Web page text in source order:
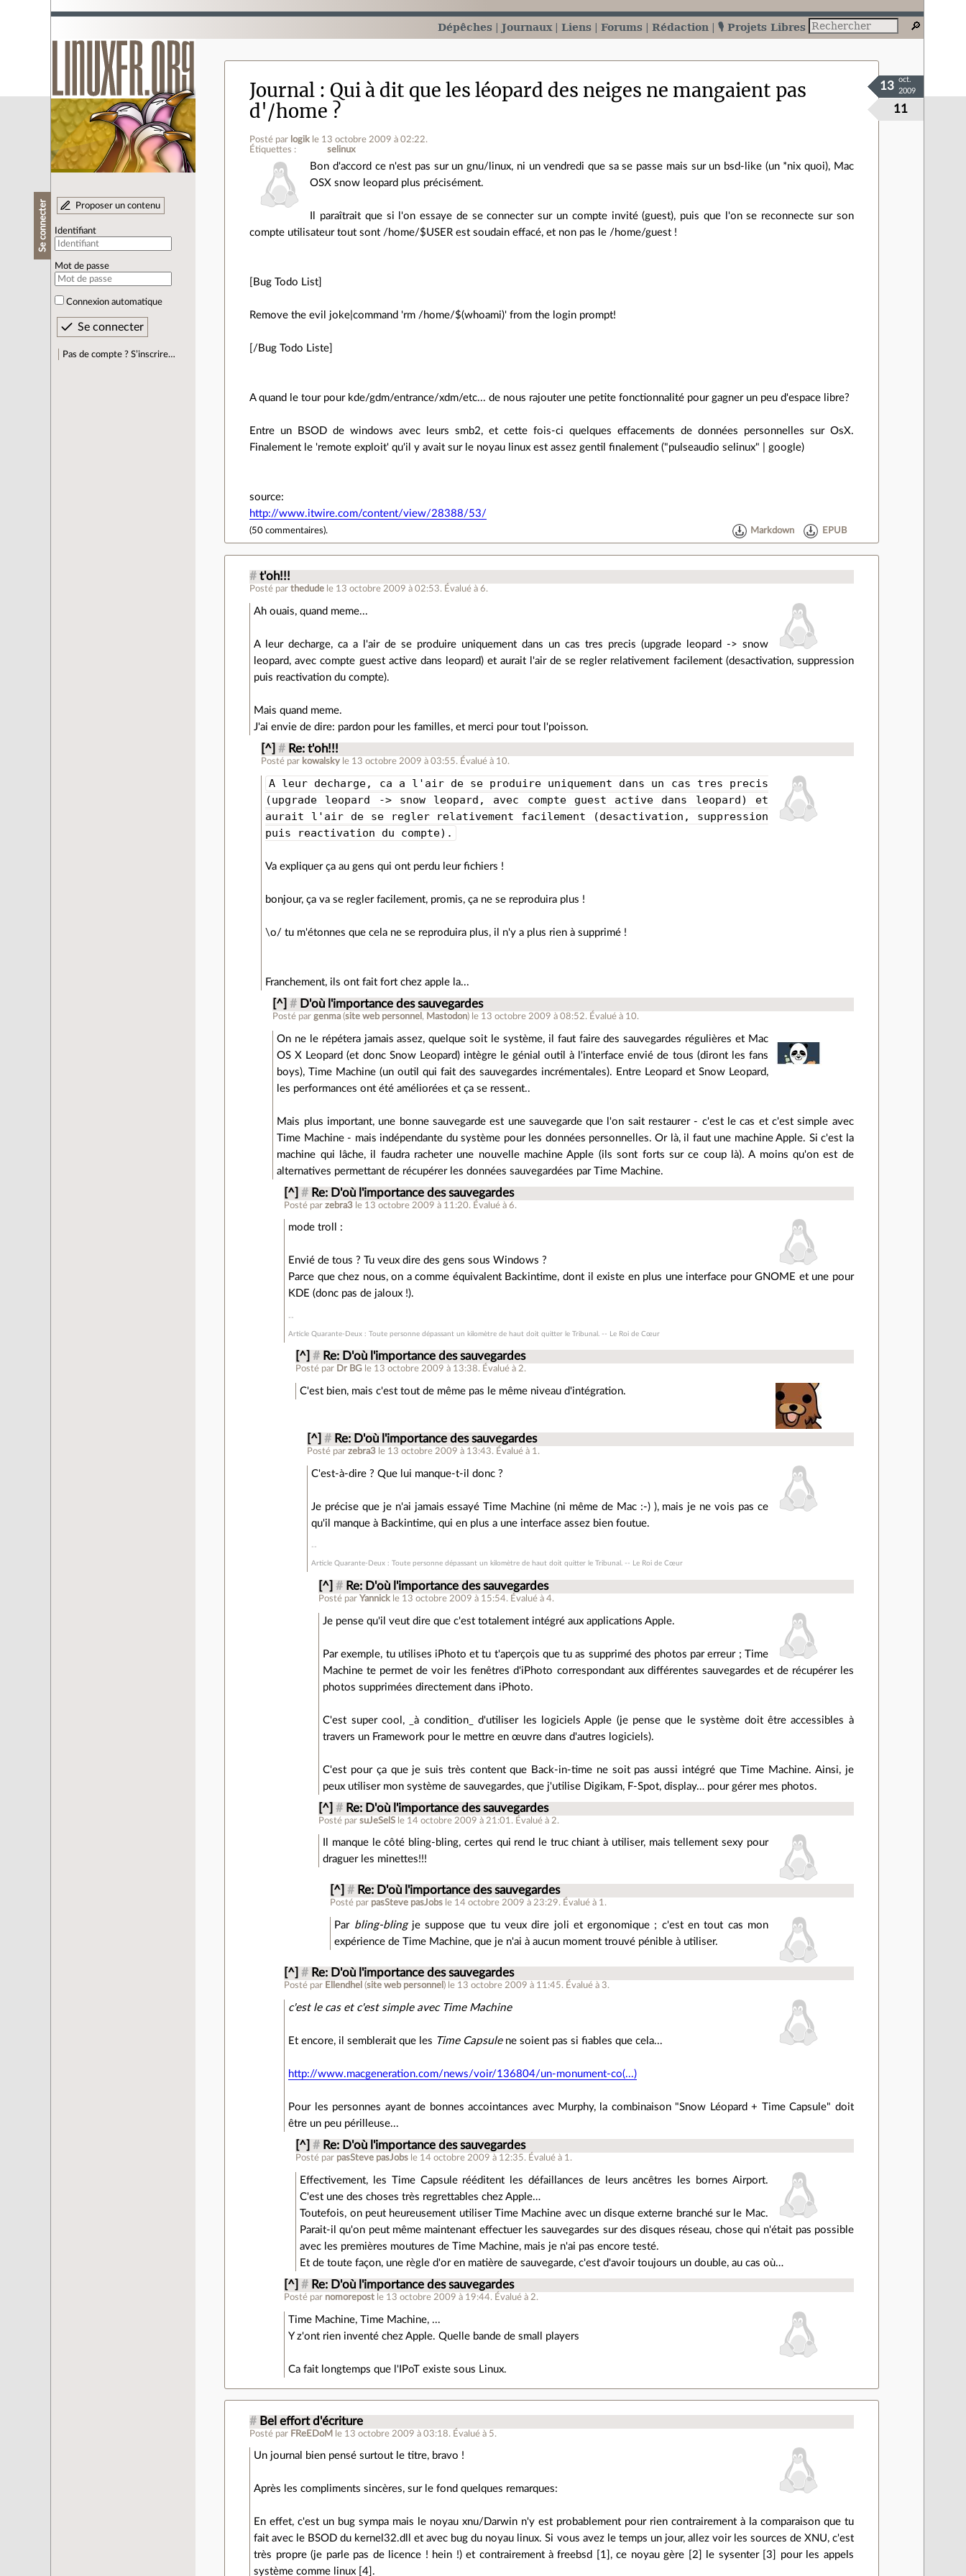
Dépêches Journaux Liens Forums Rédaction 🎙️ Projets Libres
Se connecter Proposer un contenu
Identifiant
Mot de passe
Connexion automatique
Pas de compte ? S’inscrire…
Journal
Qui à dit que les léopard des neiges ne mangaient pas
d'/home ?
Posté par logik le 13 octobre 2009 à 02:22.
Étiquettes :
selinux
11
13
oct.
2009
Bon d'accord ce n'est pas sur un gnu/linux, ni un vendredi que sa se passe mais sur un bsd-like (un *nix quoi), Mac
OSX snow leopard plus précisément.
Il paraîtrait que si l'on essaye de se connecter sur un compte invité (guest), puis que l'on se reconnecte sur son
compte utilisateur tout sont /home/$USER est soudain effacé, et non pas le /home/guest !
[Bug Todo List]
Remove the evil joke|command 'rm /home/$(whoami)' from the login prompt!
[/Bug Todo Liste]
A quand le tour pour kde/gdm/entrance/xdm/etc... de nous rajouter une petite fonctionnalité pour gagner un peu d'espace libre?
Entre un BSOD de windows avec leurs smb2, et cette fois-ci quelques effacements de données personnelles sur OsX.
Finalement le 'remote exploit' qu'il y avait sur le noyau linux est assez gentil finalement ("pulseaudio selinux" | google)
source:
http://www.itwire.com/content/view/28388/53/
(50 commentaires). Markdown EPUB
# t'oh!!!
Posté parthedude le 13 octobre 2009 à 02:53. Évalué à6.
Ah ouais, quand meme...
A leur decharge, ca a l'air de se produire uniquement dans un cas tres precis (upgrade leopard -> snow
leopard, avec compte guest active dans leopard) et aurait l'air de se regler relativement facilement (desactivation, suppression
puis reactivation du compte).
Mais quand meme.
J'ai envie de dire: pardon pour les familles, et merci pour tout l'poisson.
[^] # Re: t'oh!!!
Posté par kowalsky le 13 octobre 2009 à 03:55. Évalué à 10.
A leur decharge, ca a l'air de se produire uniquement dans un cas tres precis
(upgrade leopard -> snow leopard, avec compte guest active dans leopard) et
aurait l'air de se regler relativement facilement (desactivation, suppression
puis reactivation du compte).
Va expliquer ça au gens qui ont perdu leur fichiers !
bonjour, ça va se regler facilement, promis, ça ne se reproduira plus !
\o/ tu m'étonnes que cela ne se reproduira plus, il n'y a plus rien à supprimé !
Franchement, ils ont fait fort chez apple la...
[^] # D'où l'importance des sauvegardes
Posté pargenma (site web personnel , Mastodon) le 13 octobre 2009 à 08:52. Évalué à 10.
On ne le répétera jamais assez, quelque soit le système, il faut faire des sauvegardes régulières et Mac
OS X Leopard (et donc Snow Leopard) intègre le génial outil à l'interface envié de tous (diront les fans
boys), Time Machine (un outil qui fait des sauvegardes incrémentales). Entre Leopard et Snow Leopard,
les performances ont été améliorées et ça se ressent..
Mais plus important, une bonne sauvegarde est une sauvegarde que l'on sait restaurer - c'est le cas et c'est simple avec
Time Machine - mais indépendante du système pour les données personnelles. Or là, il faut une machine Apple. Si c'est la
machine qui lâche, il faudra racheter une nouvelle machine Apple (ils sont forts sur ce coup là). A moins qu'on est de
alternatives permettant de récupérer les données sauvegardées par Time Machine.
[^] # Re: D'où l'importance des sauvegardes
Posté parzebra3 le 13 octobre 2009 à 11:20. Évalué à6.
mode troll :
Envié de tous ? Tu veux dire des gens sous Windows ?
Parce que chez nous, on a comme équivalent Backintime, dont il existe en plus une interface pour GNOME et une pour
KDE (donc pas de jaloux !).
Article Quarante-Deux : Toute personne dépassant un kilomètre de haut doit quitter le Tribunal. -- Le Roi de Cœur
[^] # Re: D'où l'importance des sauvegardes
Posté par Dr BG le 13 octobre 2009 à 13:38. Évalué à 2.
C'est bien, mais c'est tout de même pas le même niveau d'intégration.
[^] # Re: D'où l'importance des sauvegardes
Posté parzebra3 le 13 octobre 2009 à 13:43. Évalué à 1 .
C'est-à-dire ? Que lui manque-t-il donc ?
Je précise que je n'ai jamais essayé Time Machine (ni même de Mac :-) ), mais je ne vois pas ce
qu'il manque à Backintime, qui en plus a une interface assez bien foutue.
Article Quarante-Deux : Toute personne dépassant un kilomètre de haut doit quitter le Tribunal. -- Le Roi de Cœur
[^] # Re: D'où l'importance des sauvegardes
Posté parYannick le 13 octobre 2009 à 15:54. Évalué à4.
Je pense qu'il veut dire que c'est totalement intégré aux applications Apple.
Par exemple, tu utilises iPhoto et tu t'aperçois que tu as supprimé des photos par erreur ; Time
Machine te permet de voir les fenêtres d'iPhoto correspondant aux différentes sauvegardes et de récupérer les
photos supprimées directement dans iPhoto.
C'est super cool, _à condition_ d'utiliser les logiciels Apple (je pense que le système doit être accessibles à
travers un Framework pour le mettre en œuvre dans d'autres logiciels).
C'est pour ça que je suis très content que Back-in-time ne soit pas aussi intégré que Time Machine. Ainsi, je
peux utiliser mon système de sauvegardes, que j'utilise Digikam, F-Spot, display… pour gérer mes photos.
[^] # Re: D'où l'importance des sauvegardes
Posté parsuJeSelS le 14 octobre 2009 à 21:01 . Évalué à 2.
Il manque le côté bling-bling, certes qui rend le truc chiant à utiliser, mais tellement sexy pour
draguer les minettes!!!
[^] # Re: D'où l'importance des sauvegardes
Posté par pasSteve pasJobs le 14 octobre 2009 à 23:29. Évalué à 1.
Par bling-blingje suppose que tu veux dire joli et ergonomique ; c'est en tout cas mon
expérience de Time Machine, que je n'ai à aucun moment trouvé pénible à utiliser.
[^] # Re: D'où l'importance des sauvegardes
Posté par Ellendhel (site web personnel ) le 13 octobre 2009 à 11:45. Évalué à 3.
c'est le cas et c'est simple avec Time Machine
Et encore, il semblerait que les Time Capsulene soient pas si fiables que cela...
http://www.macgeneration.com/news/voir/136804/un-monument-co(...)
Pour les personnes ayant de bonnes accointances avec Murphy, la combinaison "Snow Léopard + Time Capsule" doit
être un peu périlleuse...
[^] # Re: D'où l'importance des sauvegardes
Posté par pasSteve pasJobs le 14 octobre 2009 à 12:35. Évalué à 1 .
Effectivement, les Time Capsule rééditent les défaillances de leurs ancêtres les bornes Airport.
C'est une des choses très regrettables chez Apple…
Toutefois, on peut heureusement utiliser Time Machine avec un disque externe branché sur le Mac.
Parait-il qu'on peut même maintenant effectuer les sauvegardes sur des disques réseau, chose qui n'était pas possible
avec les premières moutures de Time Machine, mais je n'ai pas encore testé.
Et de toute façon, une règle d'or en matière de sauvegarde, c'est d'avoir toujours un double, au cas où…
[^] # Re: D'où l'importance des sauvegardes
Posté par nomorepost le 13 octobre 2009 à 19:44. Évalué à 2.
Time Machine, Time Machine, ...
Y z'ont rien inventé chez Apple. Quelle bande de small players
Ca fait longtemps que l'IPoT existe sous Linux.
# Bel effort d'écriture
Posté par FReEDoM le 13 octobre 2009 à 03:18. Évalué à 5.
Un journal bien pensé surtout le titre, bravo !
Après les compliments sincères, sur le fond quelques remarques:
En effet, c'est un bug sympa mais le noyau xnu/Darwin n'y est probablement pour rien contrairement à la comparaison que tu
fait avec le BSOD du kernel32.dll et avec bug du noyau linux. Si vous avez le temps un jour, allez voir les sources de XNU, c'est
très propre (je parle pas de licence ! hein !) et contrairement à freebsd [1], ce noyau gère [2] le sysenter [3] pour les appels
système comme linux [4].